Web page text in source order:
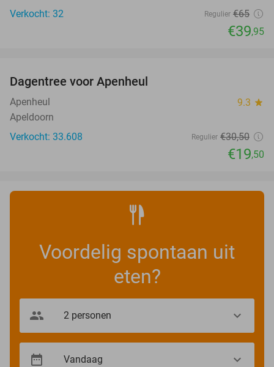
Verkocht: 32
Regulier €65
€39,95
Dagentree voor Apenheul
Apenheul 9.3 star
Apeldoorn
Verkocht: 33.608
Regulier €30,50
€19,50
Voordelig spontaan uit
eten?